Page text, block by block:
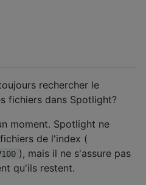
rechercher le
fichiers dans Spotlight?
moment. Spotlight ne
de l'index (
), mais il ne s'assure pas
qu'ils restent.